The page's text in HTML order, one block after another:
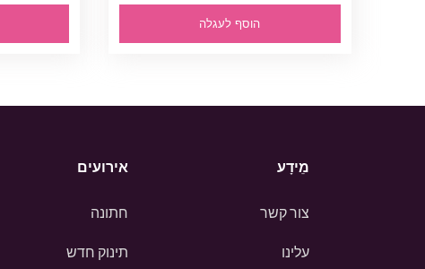
הוסף לעגלה
מֵידָע
צור קשר
עלינו
אירועים
חתונה
תינוק חדש